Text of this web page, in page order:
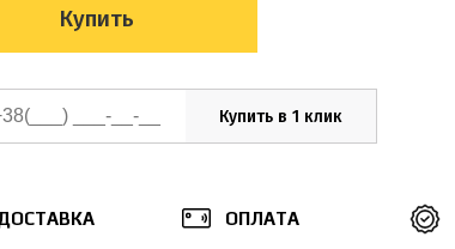
Купить
Купить в 1 клик
ОПЛАТА